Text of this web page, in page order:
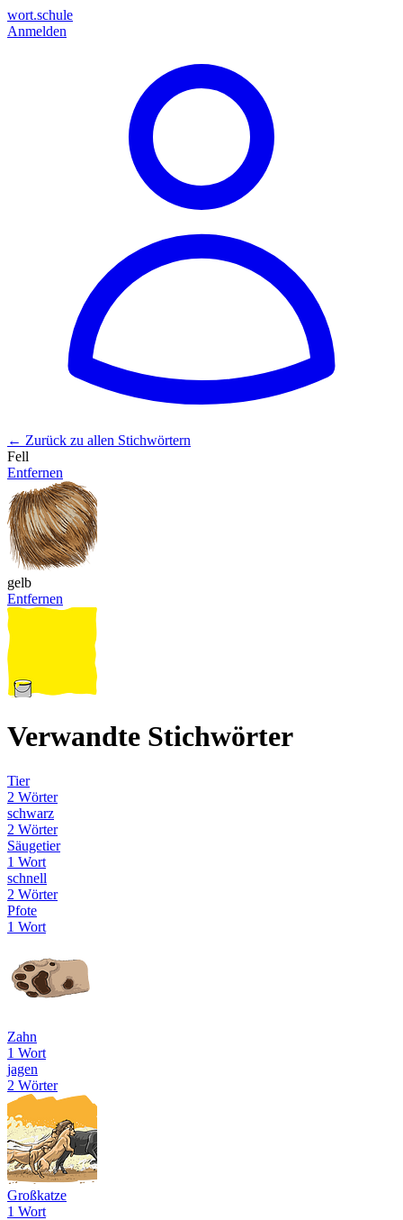
wort.schule
Anmelden
← Zurück zu allen Stichwörtern
Fell
Entfernen
gelb
Entfernen
Verwandte Stichwörter
Tier
2 Wörter
schwarz
2 Wörter
Säugetier
1 Wort
schnell
2 Wörter
Pfote
1 Wort
Zahn
1 Wort
jagen
2 Wörter
Großkatze
1 Wort